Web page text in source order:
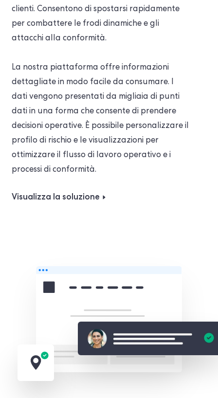
clienti. Consentono di spostarsi rapidamente
per combattere le frodi dinamiche e gli
attacchi alla conformità.
La nostra piattaforma offre informazioni
dettagliate in modo facile da consumare. I
dati vengono presentati da migliaia di punti
dati in una forma che consente di prendere
decisioni operative. È possibile personalizzare il
profilo di rischio e le visualizzazioni per
ottimizzare il flusso di lavoro operativo e i
processi di conformità.
Visualizza la soluzione